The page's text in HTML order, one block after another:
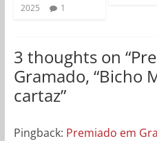
2025
1
3 thoughts on “
Gramado, “Bicho
cartaz”
Pingback: Premiado em